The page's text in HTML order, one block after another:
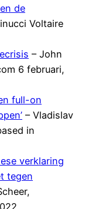
de
Voltaire
– John
6 februari,
full-on
– Vladislav
in
verklaring
tegen